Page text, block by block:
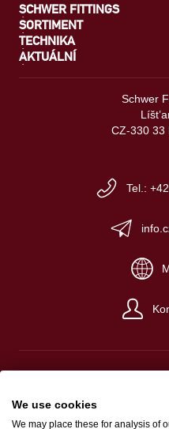
SCHWER FITTINGS
SORTIMENT
TECHNIKA
AKTUÁLNÍ
Schwer
CZ-330 33
Tel.:
Impresum
We use cookies
We may place these for analysis of